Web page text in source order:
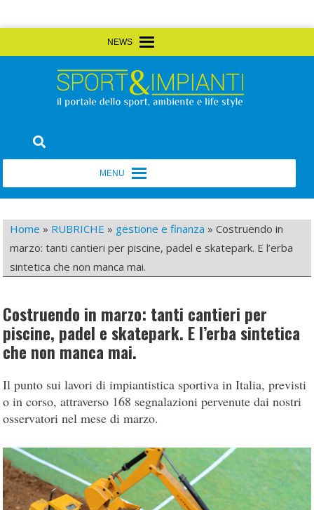
to
Sport&Impianti
Home » RUBRICHE » gestione e finanza »Costruendo in
marzo: tanti cantieri per piscine, padel e skatepark. E l’erba
sintetica che non manca mai.
Costruendo in marzo: tanti cantieri per
piscine, padel e skatepark. E l’erba sintetica
che non manca mai.
Il punto sui lavori di impiantistica sportiva in Italia, previsti
o in corso, attraverso 168 segnalazioni pervenute dai nostri
osservatori nel mese di marzo.